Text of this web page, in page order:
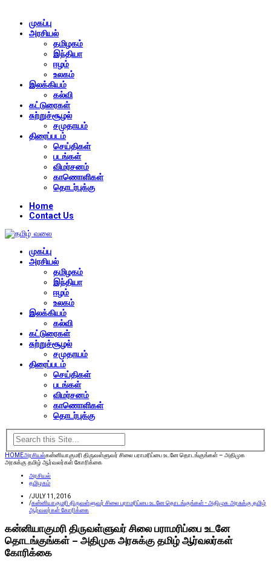
முகப்பு
அரசியல்
தமிழகம்
இந்தியா
ஈழம்
உலகம்
இலக்கியம்
கல்வி
கட்டுரைகள்
சுற்றுச்சூழல்
சமுதாயம்
திரைப்படம்
செய்திகள்
படங்கள்
விமர்சனம்
காணொளிகள்
தொடர்புக்கு
Home
Contact Us
முகப்பு
அரசியல்
தமிழகம்
இந்தியா
ஈழம்
உலகம்
இலக்கியம்
கல்வி
கட்டுரைகள்
சுற்றுச்சூழல்
சமுதாயம்
திரைப்படம்
செய்திகள்
படங்கள்
விமர்சனம்
காணொளிகள்
தொடர்புக்கு
HOMEஅரசியல்கன்னியாகுமரி திருவள்ளுவர் சிலை பராமரிப்பை உடனே தொடங்குங்கள் – அதிமுக
அரசுக்கு தமிழ் ஆர்வலர்கள் கோரிக்கை
அரசியல்
தமிழகம்
/JULY 11, 2016
/கன்னியாகுமரி திருவள்ளுவர் சிலை பராமரிப்பை உடனே தொடங்குங்கள் - அதிமுக அரசுக்கு தமிழ்
ஆர்வலர்கள் கோரிக்கை
கன்னியாகுமரி திருவள்ளுவர் சிலை பராமரிப்பை உடனே
தொடங்குங்கள் – அதிமுக அரசுக்கு தமிழ் ஆர்வலர்கள்
கோரிக்கை